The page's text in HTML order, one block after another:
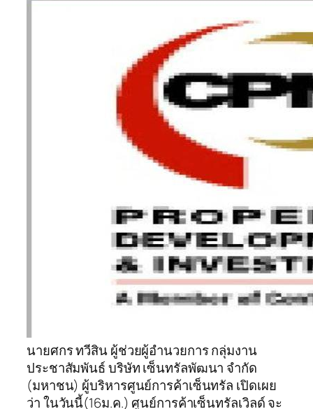
นายศกร ทวีสิน ผู้ช่วยผู้อำนวยการ กลุ่มงาน
ประชาสัมพันธ์ บริษัท เซ็นทรัลพัฒนา จำกัด
(มหาชน) ผู้บริหารศูนย์การค้าเซ็นทรัล เปิดเผย
ว่า ในวันนี้(16ม.ค.) ศูนย์การค้าเซ็นทรัลเวิลด์ จะ